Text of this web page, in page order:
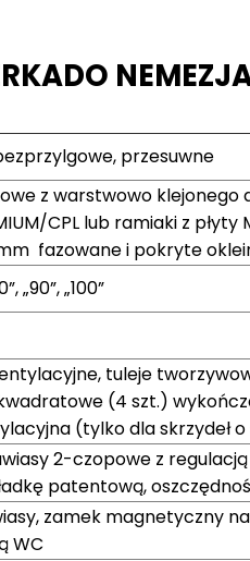
przesuwne
z warstwowo klejonego
CPL lub ramiaki z
fazowane i pokryte
„90”, „100”
tuleje
(4 szt.)
(tylko dla skrzydeł o
2-czopowe z
patentową,
zamek magnetyczny
WC